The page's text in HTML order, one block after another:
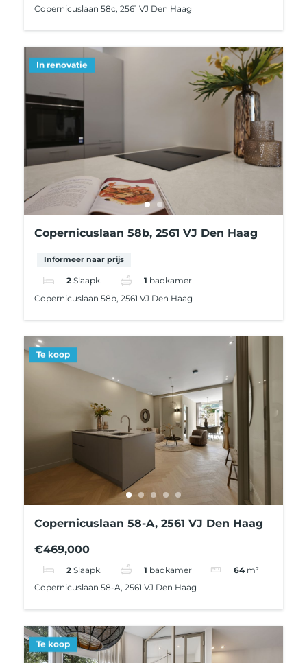
Copernicuslaan 58c, 2561 VJ Den Haag
In renovatie
Copernicuslaan 58b, 2561 VJ Den Haag
Informeer naar prijs
2 Slaapk. 1 badkamer
Copernicuslaan 58b, 2561 VJ Den Haag
Te koop
Copernicuslaan 58-A, 2561 VJ Den Haag
€469,000
2 Slaapk. 1 badkamer 64 m²
Copernicuslaan 58-A, 2561 VJ Den Haag
Te koop